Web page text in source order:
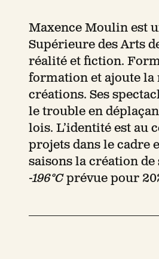
Maxence Moulin est
Supérieure des Arts
réalité et fiction.
formation et ajoute la
créations. Ses
le trouble en
lois. L’identité est au
projets dans le cadre
saisons la création
-196°Cprévue pour